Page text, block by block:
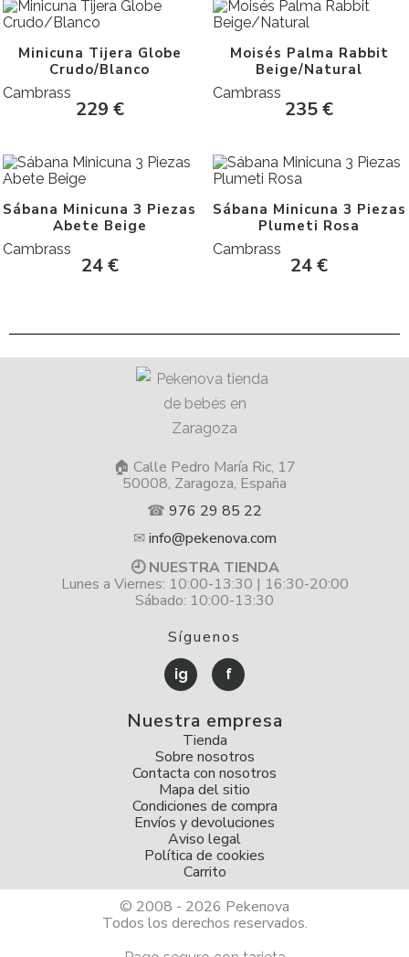
Minicuna Tijera Globe
Crudo/Blanco
Cambrass
229 €
Moisés Palma Rabbit
Beige/Natural
Cambrass
235€
Sábana Minicuna 3 Piezas
Abete Beige
Cambrass
24€
Sábana Minicuna 3 Piezas
Plumeti Rosa
Cambrass
24€
🏠 Calle Pedro María Ric, 17
50008, Zaragoza, España
☎ 976 29 85 22
✉info@pekenova.com
🕘 NUESTRA TIENDA
Lunes a Viernes: 10:00-13:30 | 16:30-20:00
Sábado: 10:00-13:30
Síguenos
ig f
Nuestra empresa
Tienda
Sobre nosotros
Contacta con nosotros
Mapa del sitio
Condiciones de compra
Envíos y devoluciones
Aviso legal
Política de cookies
Carrito
© 2008 - 2026 Pekenova
Todos los derechos reservados.